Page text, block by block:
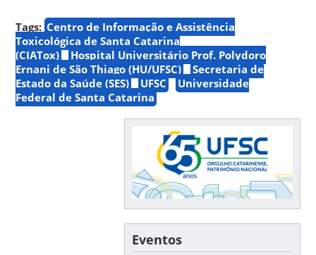
Tags: Centro de Informação e Assistência
Toxicológica de Santa Catarina
(CIATox)
Hospital Universitário Prof. Polydoro
Ernani de São Thiago (HU/UFSC)
Secretaria de
Estado da Saúde (SES)
UFSC
Universidade
Federal de Santa Catarina
Eventos